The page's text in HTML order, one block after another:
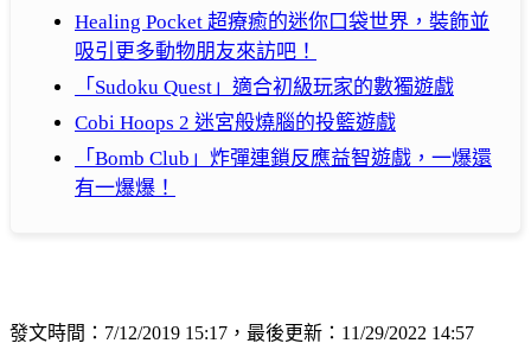
Healing Pocket 超療癒的迷你口袋世界，裝飾並
吸引更多動物朋友來訪吧！
「Sudoku Quest」適合初級玩家的數獨遊戲
Cobi Hoops 2 迷宮般燒腦的投籃遊戲
「Bomb Club」炸彈連鎖反應益智遊戲，一爆還
有一爆爆！
發文時間：7/12/2019 15:17，最後更新：11/29/2022 14:57